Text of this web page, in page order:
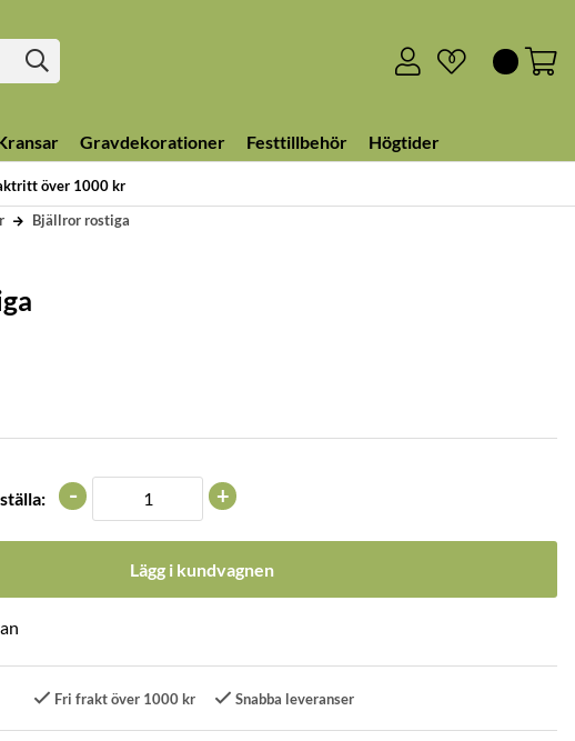
över 1000 kr
0
Gravdekorationer Festtillbehör Högtider
Bjällror rostiga
+
-
Lägg i kundvagnen
Fri frakt över 1000 kr Snabba leveranser